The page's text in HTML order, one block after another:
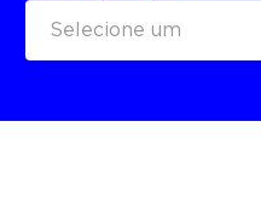
Selecione um